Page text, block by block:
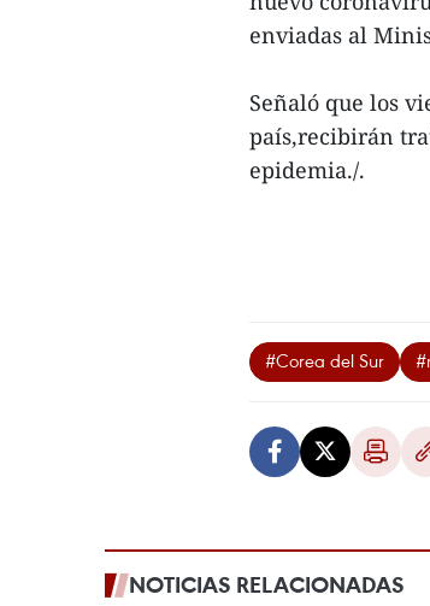
enviadas al
Señaló que los
país,recibirán
epidemia./.
#Corea del Sur
NOTICIAS RELACIONADAS